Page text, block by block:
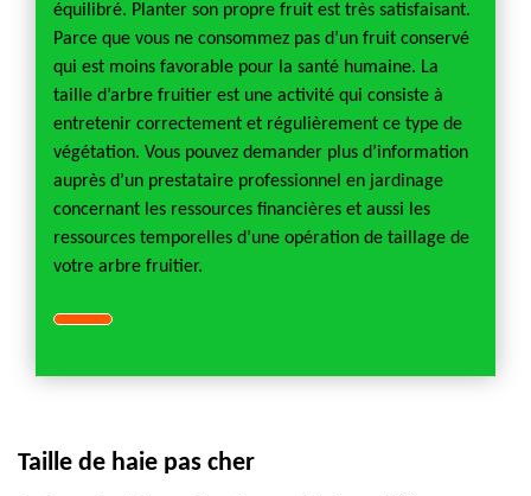
équilibré. Planter son propre fruit est très satisfaisant.
Parce que vous ne consommez pas d’un fruit conservé
qui est moins favorable pour la santé humaine. La
taille d’arbre fruitier est une activité qui consiste à
entretenir correctement et régulièrement ce type de
végétation. Vous pouvez demander plus d’information
auprès d’un prestataire professionnel en jardinage
concernant les ressources financières et aussi les
ressources temporelles d’une opération de taillage de
votre arbre fruitier.
Taille de haie pas cher